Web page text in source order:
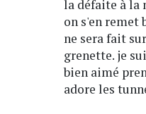
la défaite à la
on s'en remet
ne sera fait
grenette. je
bien aimé
adore les